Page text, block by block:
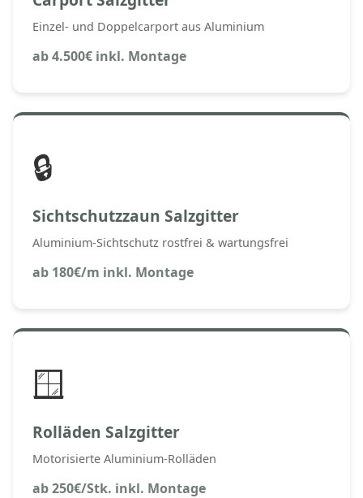
Einzel- und Doppelcarport aus Aluminium
ab 4.500€ inkl. Montage
🔒
Sichtschutzzaun Salzgitter
Aluminium-Sichtschutz rostfrei & wartungsfrei
ab 180€/m inkl. Montage
🪟
Rolläden Salzgitter
Motorisierte Aluminium-Rolläden
ab 250€/Stk. inkl. Montage